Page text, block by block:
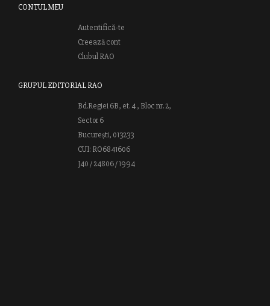
CONTUL MEU
Autentifică-te
Creează cont
Clubul RAO
GRUPUL EDITORIAL RAO
Bd.Regiei 6B, et. 4 , Bloc nr. 2,
Sector 6
București, 013233
CUI: RO6841606
J40 / 24806 / 1994